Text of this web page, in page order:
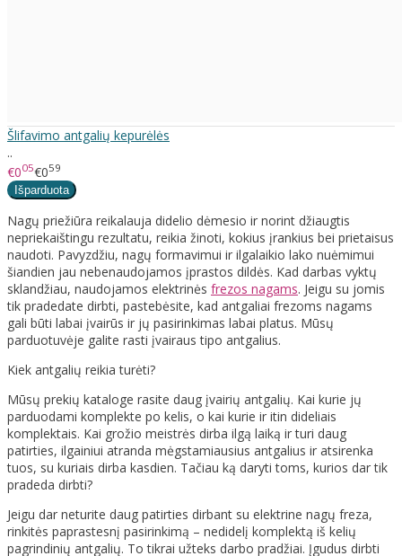
Šlifavimo antgalių kepurėlės
..
€005€059
Nagų priežiūra reikalauja didelio dėmesio ir norint džiaugtis
nepriekaištingu rezultatu, reikia žinoti, kokius įrankius bei prietaisus
naudoti. Pavyzdžiu, nagų formavimui ir ilgalaikio lako nuėmimui
šiandien jau nebenaudojamos įprastos dildės. Kad darbas vyktų
sklandžiau, naudojamos elektrinės frezos nagams. Jeigu su jomis
tik pradedate dirbti, pastebėsite, kad antgaliai frezoms nagams
gali būti labai įvairūs ir jų pasirinkimas labai platus. Mūsų
parduotuvėje galite rasti įvairaus tipo antgalius.
Kiek antgalių reikia turėti?
Mūsų prekių kataloge rasite daug įvairių antgalių. Kai kurie jų
parduodami komplekte po kelis, o kai kurie ir itin dideliais
komplektais. Kai grožio meistrės dirba ilgą laiką ir turi daug
patirties, ilgainiui atranda mėgstamiausius antgalius ir atsirenka
tuos, su kuriais dirba kasdien. Tačiau ką daryti toms, kurios dar tik
pradeda dirbti?
Jeigu dar neturite daug patirties dirbant su elektrine nagų freza,
rinkitės paprastesnį pasirinkimą – nedidelį komplektą iš kelių
pagrindinių antgalių. To tikrai užteks darbo pradžiai. Įgudus dirbti